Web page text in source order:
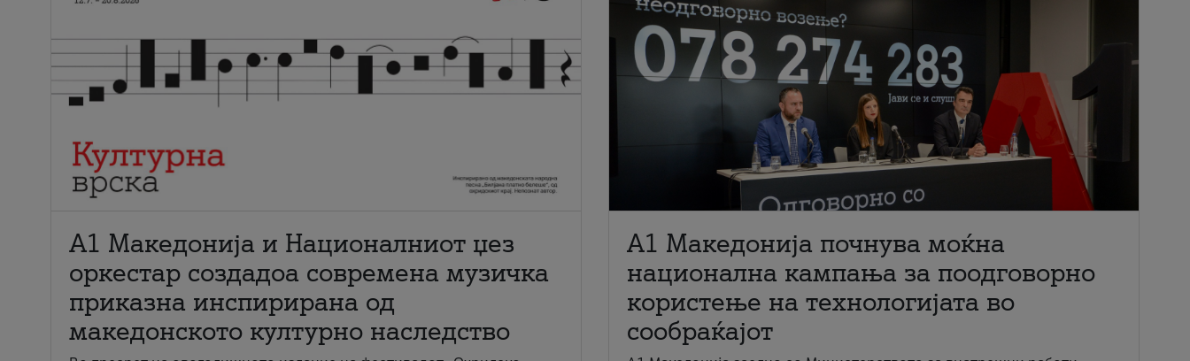
А1 Македонија и Националниот џез
оркестар создадоа современа музичка
приказна инспирирана од
македонското културно наследство
A1 Македонија почнува моќна
национална кампања за поодговорно
користење на технологијата во
сообраќајот